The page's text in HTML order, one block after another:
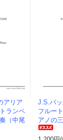
アリア
ランペ
（中尾
J.S.バ
フルー
アノの